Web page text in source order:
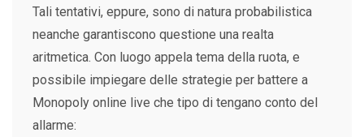
Tali tentativi, eppure, sono di natura probabilistica
neanche garantiscono questione una realta
aritmetica. Con luogo appela tema della ruota, e
possibile impiegare delle strategie per battere a
Monopoly online live che tipo di tengano conto del
allarme: